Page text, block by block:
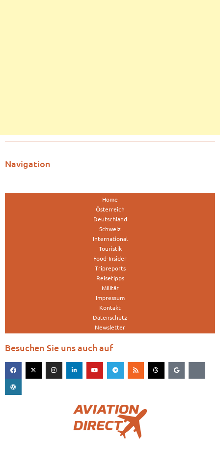
Navigation
Home
Österreich
Deutschland
Schweiz
International
Touristik
Food-Insider
Tripreports
Reisetipps
Militär
Impressum
Kontakt
Datenschutz
Newsletter
Besuchen Sie uns auch auf